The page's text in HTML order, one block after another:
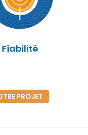
Fiabilité
PROJET